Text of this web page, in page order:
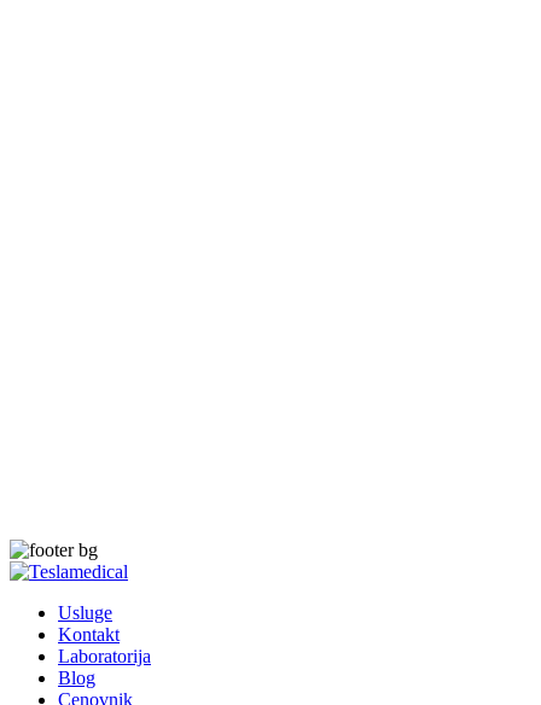
Usluge
Kontakt
Laboratorija
Blog
Cenovnik